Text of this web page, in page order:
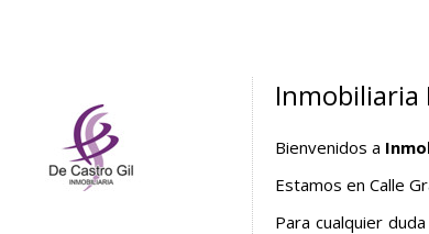
Inmobiliaria
Bienvenidos a
Estamos en Calle
Para cualquier